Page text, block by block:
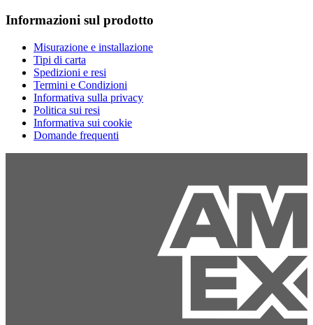
Informazioni sul prodotto
Misurazione e installazione
Tipi di carta
Spedizioni e resi
Termini e Condizioni
Informativa sulla privacy
Politica sui resi
Informativa sui cookie
Domande frequenti